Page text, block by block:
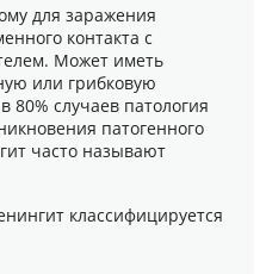
для заражения
контакта с
Может иметь
или грибковую
80% случаев патология
патогенного
часто называют
классифицируется